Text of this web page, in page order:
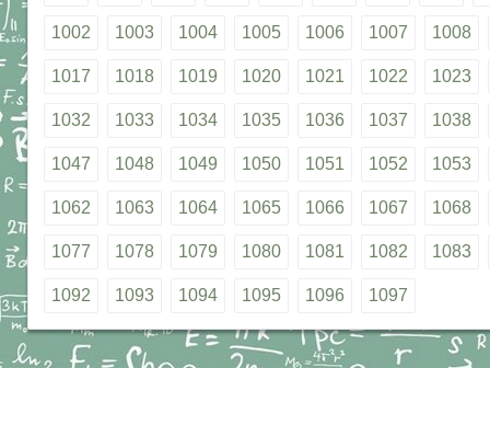
1002 1003 1004 1005 1006 1007 1008
1017 1018 1019 1020 1021 1022 1023
1032 1033 1034 1035 1036 1037 1038
1047 1048 1049 1050 1051 1052 1053
1062 1063 1064 1065 1066 1067 1068
1077 1078 1079 1080 1081 1082 1083
1092 1093 1094 1095 1096 1097